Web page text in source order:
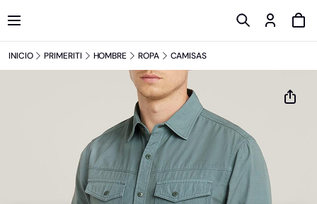
INICIO PRIMERITI HOMBRE ROPA CAMISAS